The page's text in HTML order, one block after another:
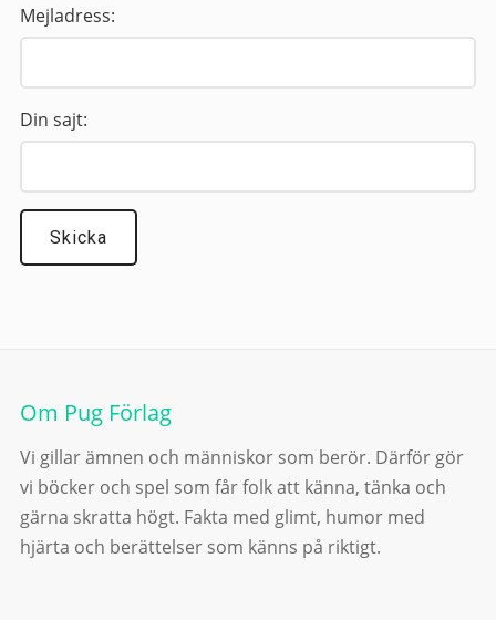
Mejladress:
Din sajt:
Om Pug Förlag
Vi gillar ämnen och människor som berör. Därför gör
vi böcker och spel som får folk att känna, tänka och
gärna skratta högt. Fakta med glimt, humor med
hjärta och berättelser som känns på riktigt.